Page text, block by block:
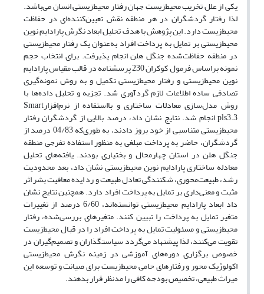
یکی از علل تخریب محیط‌زیست جهان رفتار محیط‌زیستی انسان می‌باشد.
لذا رفتار گردشگران در هر منطقه نقش تعیین‌کننده‌ای در حفاظت
محیط‌زیست دارد. این پژوهش با هدف تحلیل ابعاد نگرش پارادایم نوین
محیط‌زیستی بر تمایل به پرداخت افراد به‌عنوان یک رفتار محیط‌زیستی
در منطقه حفاظت‌شده جنگل هلن انجام پذیرفت. برای انتخاب حجم
نمونه براساس فرمول کوکران 230 پرسشنامه در قالب مقیاس پارادایم
نوین محیط‌زیستی و رفتار محیط‌زیستی تکمیل و به روش نمونه‌گیری
تصادفی ساده اطلاعات لازم گردآوری شد. تجزیه و تحلیل داده‌ها با
روش مدل‌سازی معادلات ساختاری و بااستفاده از نرم‌افزارSmart
pls3.3 انجام شد. نتایج نشان داد، درصد بالایی از گردشگران رفتار
محیط‌زیستی متناسبی از خود بروز دادند، به طوری‌که 04/83 درصد از
گردشگران، حاضر به پرداخت مبلغی به منظور استفاده تفرجی منطقه
جنگل هلن در استان چهارمحال و بختیاری بودند. یافته‌های تحلیل
معادله ساختاری پارادایم نوین محیط‌زیستی نشان داد، بعد محدودیت
رشد، طبیعت‌محوری، شکنندگی تعادل طبیعت و رد ایده معافیت بشر اثر
مثبت و معنی‌داری بر تمایل به پرداخت افراد دارد. همچنین نتایج نشان
داد ابعاد پارادایم محیط‌زیستی توانسته‌اند، 6/60 درصد از تغییرات
متغیر تمایل به پرداخت را تبیین کنند. متغیر‌های بررسی‌شده، رفتار
محیط‌زیستی و مسئولیت تمایل به پرداخت افراد را در قبال محیط‌زیست
تقویت می‌کنند، لذا پیشنهاد می‌گردد سیاستگذاران و تصمیم‌گیران در
خصوص برگزاری دوره‌های آموزشی در زمینه نگرش محیط‌زیستی
اکولوژیک محور و رفتار‌های حامی محیط‌زیست برای صیانت و توسعه این
میراث طبیعی، تخصیص بودجه کافی را مدنظر قرار بدهند.